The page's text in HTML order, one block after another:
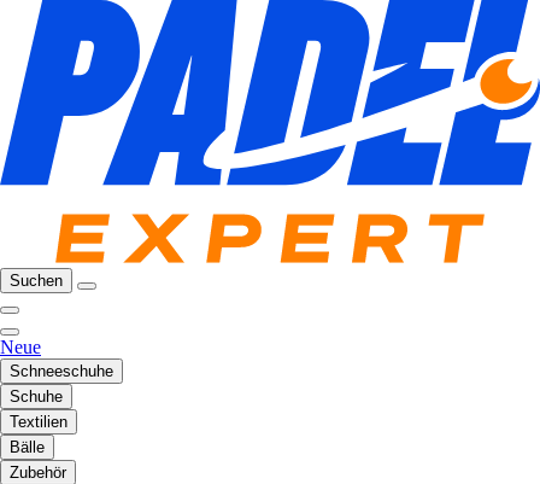
Suchen
Neue
Schneeschuhe
Schuhe
Textilien
Bälle
Zubehör